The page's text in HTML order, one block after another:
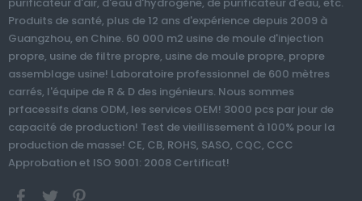
Produits de santé, plus de 12 ans d'expérience depuis 2009 à
Guangzhou, en Chine. 60 000 m2 usine de moule d'injection
propre, usine de filtre propre, usine de moule propre, propre
assemblage usine! Laboratoire professionnel de 600 mètres
carrés, l'équipe de R & D des ingénieurs. Nous sommes
prfacessifs dans ODM, les services OEM! 3000 pcs par jour de
capacité de production! Test de vieillissement à 100% pour la
production de masse! CE, CB, ROHS, SASO, CQC, CCC
Approbation et ISO 9001: 2008 Certificat!